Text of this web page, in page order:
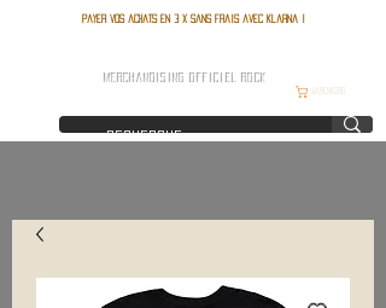
Payer vos achats en 3 x sans frais avec Klarna !
Warenkorb
MERCHANDISING OFFICIEL ROCK